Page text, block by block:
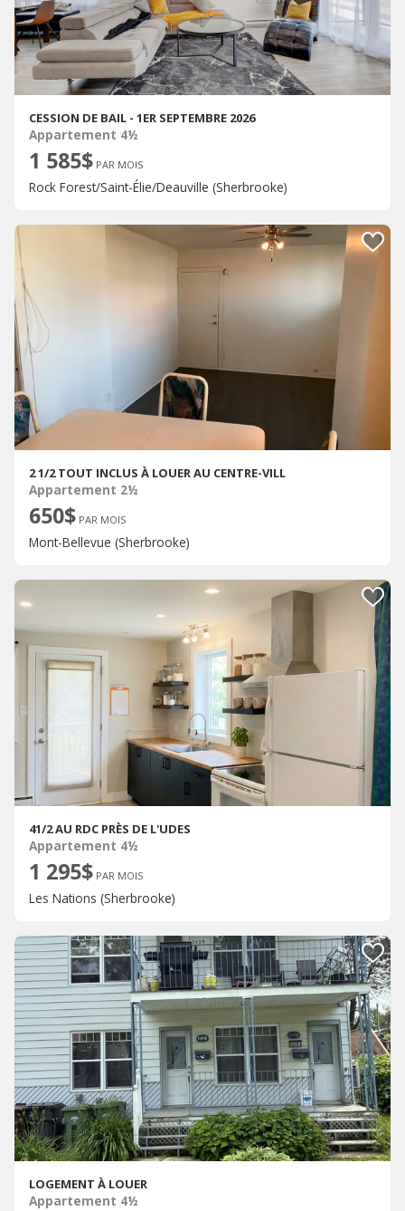
CESSION DE BAIL - 1ER SEPTEMBRE 2026
Appartement 4½
1 585$ PAR MOIS
Rock Forest/Saint-Élie/Deauville (Sherbrooke)
2 1/2 TOUT INCLUS À LOUER AU CENTRE-VILL
Appartement 2½
650$ PAR MOIS
Mont-Bellevue (Sherbrooke)
41/2 AU RDC PRÈS DE L'UDES
Appartement 4½
1 295$ PAR MOIS
Les Nations (Sherbrooke)
LOGEMENT À LOUER
Appartement 4½